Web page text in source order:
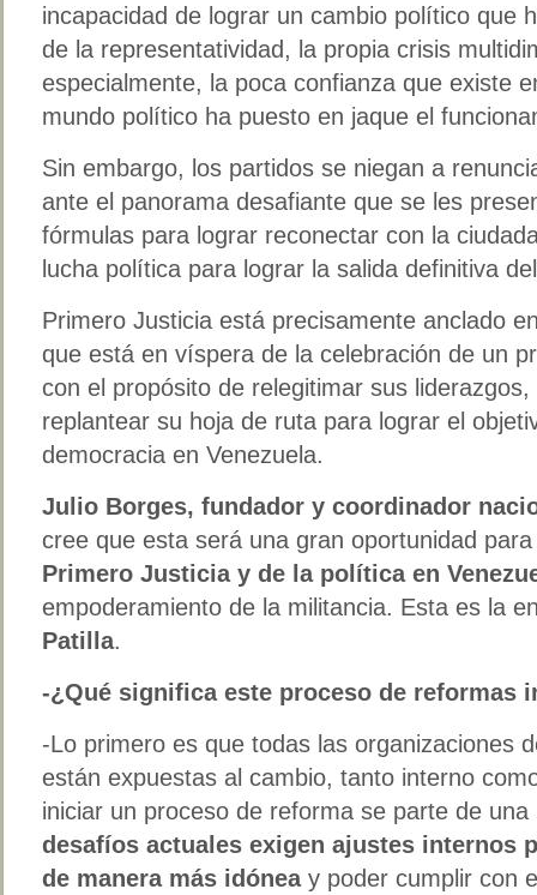
incapacidad de lograr un cambio político que
de la representatividad, la propia crisis
especialmente, la poca confianza que existe
mundo político ha puesto en jaque el
Sin embargo, los partidos se niegan a
ante el panorama desafiante que se les
fórmulas para lograr reconectar con la
lucha política para lograr la salida definitiva
Primero Justicia está precisamente anclado
que está en víspera de la celebración de un
con el propósito de relegitimar sus
replantear su hoja de ruta para lograr el
democracia en Venezuela.
Julio Borges, fundador y coordinador
cree que esta será una gran oportunidad
Primero Justicia y de la política en
empoderamiento de la militancia. Esta es la
Patilla.
-¿Qué significa este proceso de reformas
-Lo primero es que todas las organizaciones
están expuestas al cambio, tanto interno
iniciar un proceso de reforma se parte de
desafíos actuales exigen ajustes internos
de manera más idóneay poder cumplir con